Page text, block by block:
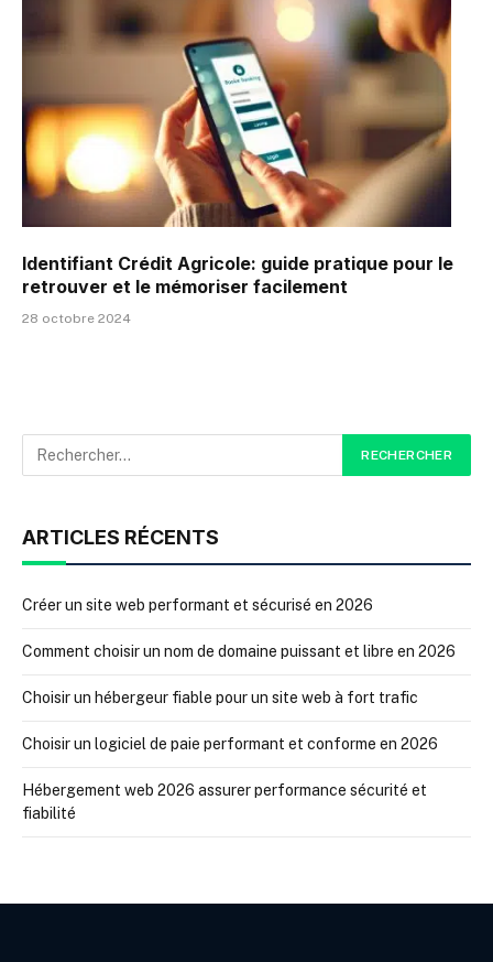
Identifiant Crédit Agricole: guide pratique pour le
retrouver et le mémoriser facilement
28 octobre 2024
ARTICLES RÉCENTS
Créer un site web performant et sécurisé en 2026
Comment choisir un nom de domaine puissant et libre en 2026
Choisir un hébergeur fiable pour un site web à fort trafic
Choisir un logiciel de paie performant et conforme en 2026
Hébergement web 2026 assurer performance sécurité et
fiabilité